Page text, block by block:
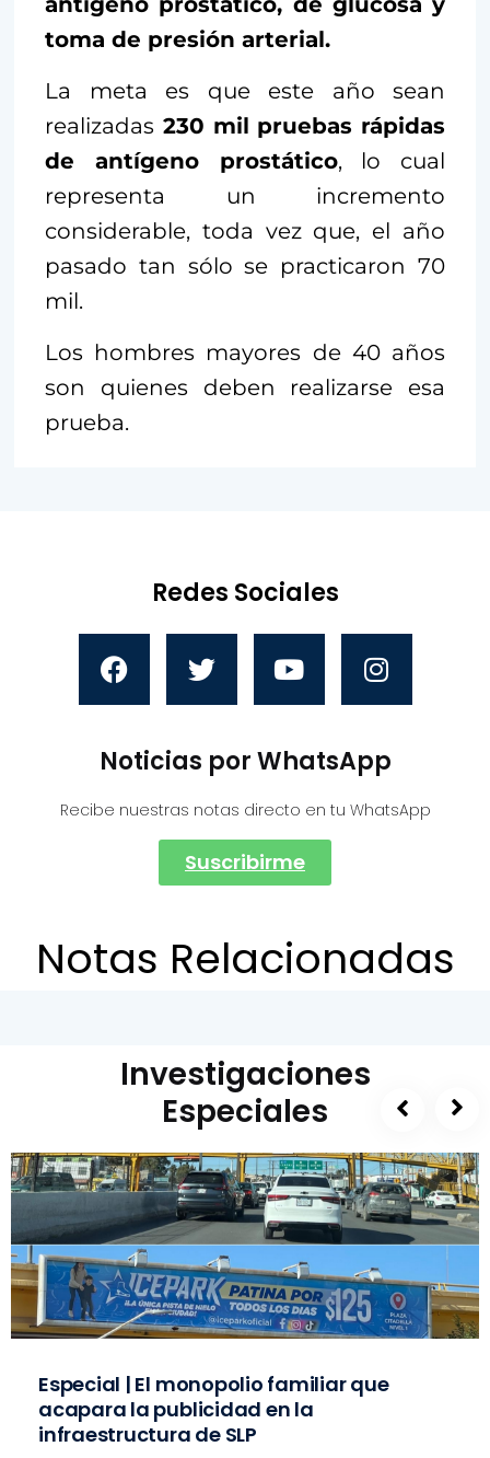
toma de presión arterial.
La meta es que este año sean
realizadas 230 mil pruebas rápidas
de antígeno prostático, lo cual
representa un incremento
considerable, toda vez que, el año
pasado tan sólo se practicaron 70
mil.
Los hombres mayores de 40 años
son quienes deben realizarse esa
prueba.
Redes Sociales
Noticias por WhatsApp
Recibe nuestras notas directo en tu WhatsApp
Suscribirme
Notas Relacionadas
Investigaciones
Especiales
Especial | El monopolio familiar que
acapara la publicidad en la
infraestructura de SLP